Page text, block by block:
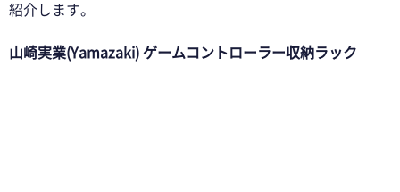
紹介します。
山崎実業(Yamazaki) ゲームコントローラー収納ラック